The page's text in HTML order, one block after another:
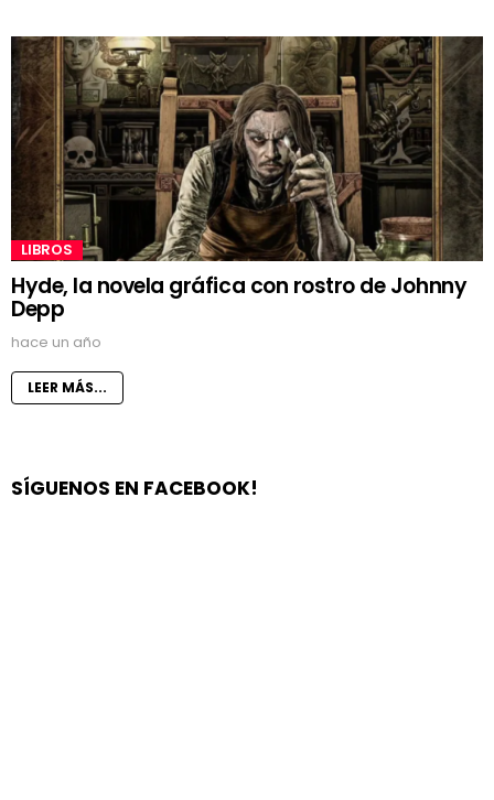
LIBROS
Hyde, la novela gráfica con rostro de Johnny
Depp
hace un año
LEER MÁS...
SÍGUENOS EN FACEBOOK!